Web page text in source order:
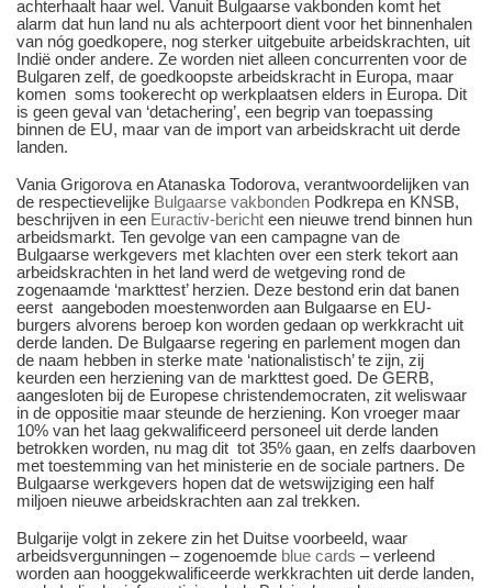
achterhaalt haar wel. Vanuit Bulgaarse vakbonden komt het
alarm dat hun land nu als achterpoort dient voor het binnenhalen
van nóg goedkopere, nog sterker uitgebuite arbeidskrachten, uit
Indië onder andere. Ze worden niet alleen concurrenten voor de
Bulgaren zelf, de goedkoopste arbeidskracht in Europa, maar
komen soms tookerecht op werkplaatsen elders in Europa. Dit
is geen geval van ‘detachering’, een begrip van toepassing
binnen de EU, maar van de import van arbeidskracht uit derde
landen.
Vania Grigorova en Atanaska Todorova, verantwoordelijken van
de respectievelijke Bulgaarse vakbonden Podkrepa en KNSB,
beschrijven in een Euractiv-bericht een nieuwe trend binnen hun
arbeidsmarkt. Ten gevolge van een campagne van de
Bulgaarse werkgevers met klachten over een sterk tekort aan
arbeidskrachten in het land werd de wetgeving rond de
zogenaamde ‘markttest’ herzien. Deze bestond erin dat banen
eerst aangeboden moestenworden aan Bulgaarse en EU-
burgers alvorens beroep kon worden gedaan op werkkracht uit
derde landen. De Bulgaarse regering en parlement mogen dan
de naam hebben in sterke mate ‘nationalistisch’ te zijn, zij
keurden een herziening van de markttest goed. De GERB,
aangesloten bij de Europese christendemocraten, zit weliswaar
in de oppositie maar steunde de herziening. Kon vroeger maar
10% van het laag gekwalificeerd personeel uit derde landen
betrokken worden, nu mag dit tot 35% gaan, en zelfs daarboven
met toestemming van het ministerie en de sociale partners. De
Bulgaarse werkgevers hopen dat de wetswijziging een half
miljoen nieuwe arbeidskrachten aan zal trekken.
Bulgarije volgt in zekere zin het Duitse voorbeeld, waar
arbeidsvergunningen – zogenoemde blue cards – verleend
worden aan hooggekwalificeerde werkkrachten uit derde landen,